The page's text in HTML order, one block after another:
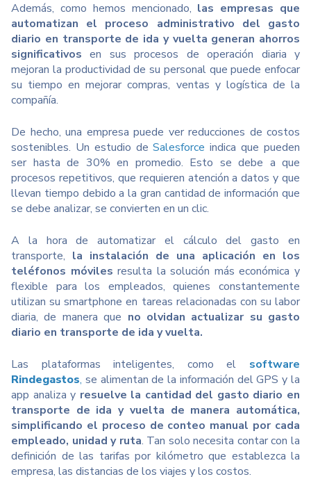
Además, como hemos mencionado, las empresas que
automatizan el proceso administrativo del gasto
diario en transporte de ida y vuelta generan ahorros
significativosen sus procesos de operación diaria y
mejoran la productividad de su personal que puede enfocar
su tiempo en mejorar compras, ventas y logística de la
compañía.
De hecho, una empresa puede ver reducciones de costos
sostenibles. Un estudio deSalesforce indica que pueden
ser hasta de 30% en promedio. Esto se debe a que
procesos repetitivos, que requieren atención a datos y que
llevan tiempo debido a la gran cantidad de información que
se debe analizar, se convierten en un clic.
A la hora de automatizar el cálculo del gasto en
transporte, la instalación de una aplicación en los
teléfonos móviles resulta la solución más económica y
flexible para los empleados, quienes constantemente
utilizan su smartphone en tareas relacionadas con su labor
diaria, de manera que no olvidan actualizar su gasto
diario en transporte de ida y vuelta.
Las plataformas inteligentes, como el software
Rindegastos, se alimentan de la información del GPS y la
app analiza y resuelve la cantidad del gasto diario en
transporte de ida y vuelta de manera automática,
simplificando el proceso de conteo manual por cada
empleado, unidad y ruta. Tan solo necesita contar con la
definición de las tarifas por kilómetro que establezca la
empresa, las distancias de los viajes y los costos.